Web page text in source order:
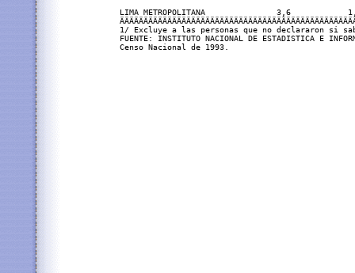
LIMA METROPOLITANA               3,6
1/ Excluye a las personas que no declararon si
FUENTE: INSTITUTO NACIONAL DE ESTADISTICA E